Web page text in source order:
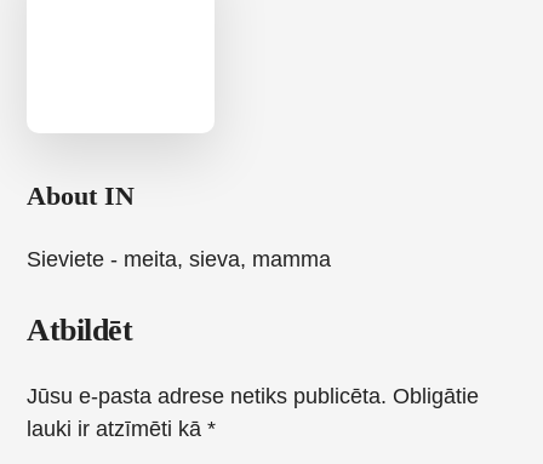
AboutIN
Sieviete - meita, sieva, mamma
Reader
Interactions
Atbildēt
Jūsu e-pasta adrese netiks publicēta. Obligātie
lauki ir atzīmēti kā*